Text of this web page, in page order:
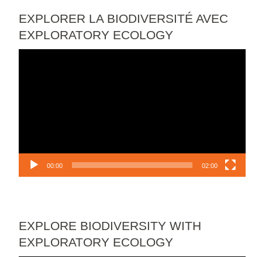
EXPLORER LA BIODIVERSITÉ AVEC
EXPLORATORY ECOLOGY
00:00 02:00
EXPLORE BIODIVERSITY WITH
EXPLORATORY ECOLOGY